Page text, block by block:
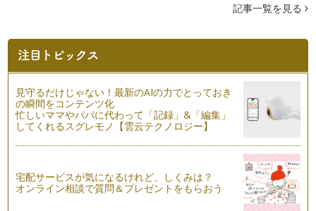
働くママの悩み⑩ 『子どものしつけ、叱り方のコツ』
よいのか。 について悩んで…
働くママの悩み⑨ ［いつも時間に追われている］
年中無休。 …
働くママならではの悩み⑧ 『子どもと過ごす質の高い時間と
は？』
3歳児神話（『子どもが3歳になるまで母親が保育したか否か
働くママならではの悩み⑦ 『疲労』
イギリスの働くママの悩みナンバーワンは“疲労”。 これは、…
記事一覧を見る
見守るだけじゃない！最新のAIの力でとっておき
の瞬間をコンテンツ化
忙しいママやパパに代わって「記録」&「編集」
してくれるスグレモノ【雲云テクノロジー】
宅配サービスが気になるけれど、しくみは？
オンライン相談で質問＆プレゼントをもらおう